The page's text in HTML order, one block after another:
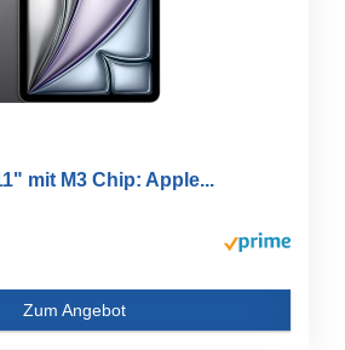
mit M3 Chip: Apple...
Zum Angebot